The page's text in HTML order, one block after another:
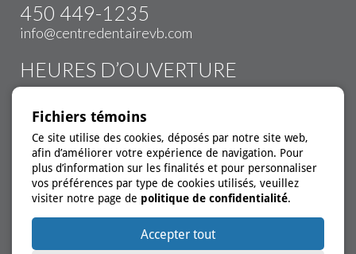
Fichiers témoins
Ce site utilise des cookies, déposés par notre site web,
afin d’améliorer votre expérience de navigation. Pour
plus d’information sur les finalités et pour personnaliser
vos préférences par type de cookies utilisés, veuillez
visiter notre page de politique de confidentialité.
Accepter tout
450 449-1235
info@centredentairevb.com
HEURES D’OUVERTURE
Lundi: 9h00 à 16h00
Mardi:9h00 à 20h00
Mercredi:9h00 à 20h00
Jeudi:9h00 à 20h00
Vendredi:9h00 à 16h00
*Urgence disponible